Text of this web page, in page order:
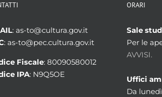
: as-to@cultura.gov.it
: as-to@pec.cultura.gov.it
Fiscale: 80090580012
IPA: N9Q5OE
ORARI
Sale
Per le
AVVISI.
Uffici
Da